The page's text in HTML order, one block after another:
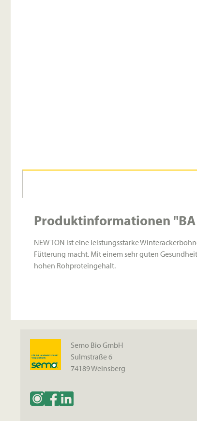
Produktinformationen
NEWTON ist eine leistungsstarke
Fütterung macht. Mit einem sehr guten
hohen Rohproteingehalt.
Semo Bio GmbH
Sulmstraße 6
74189 Weinsberg